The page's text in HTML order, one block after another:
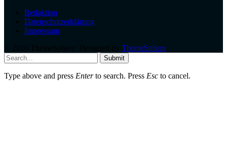
Redaktion
Datenschutzerklärung
Impressum
ThemeSphere
Submit
Type above and press Enterto search. Press Esc to cancel.